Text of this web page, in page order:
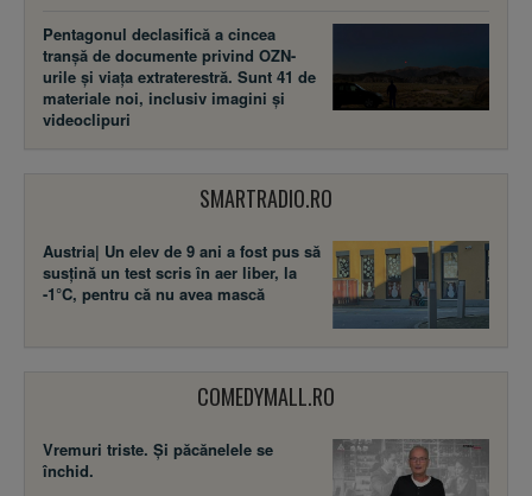
Pentagonul declasifică a cincea
tranșă de documente privind OZN-
urile și viața extraterestră. Sunt 41 de
materiale noi, inclusiv imagini și
videoclipuri
SMARTRADIO.RO
Austria| Un elev de 9 ani a fost pus să
susţină un test scris în aer liber, la
-1°C, pentru că nu avea mască
COMEDYMALL.RO
Vremuri triste. Şi păcănelele se
închid.